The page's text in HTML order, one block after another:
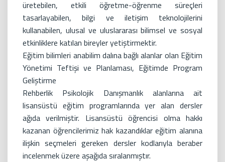
üretebilen, etkili öğretme-öğrenme süreçleri
tasarlayabilen, bilgi ve iletişim teknolojilerini
kullanabilen, ulusal ve uluslararası bilimsel ve sosyal
etkinliklere katılan bireyler yetiştirmektir.
Eğitim bilimleri anabilim dalına bağlı alanlar olan Eğitim
Yönetimi Teftişi ve Planlaması, Eğitimde Program
Geliştirme
Rehberlik Psikolojik Danışmanlık alanlarına ait
lisansüstü eğitim programlarında yer alan dersler
ağıda verilmiştir. Lisansüstü öğrencisi olma hakkı
kazanan öğrencilerimiz hak kazandıklar eğitim alanına
ilişkin seçmeleri gereken dersler kodlarıyla beraber
incelenmek üzere aşağıda sıralanmıştır.